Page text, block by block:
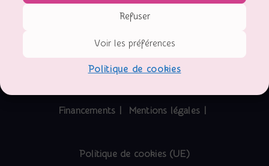
Refuser
Voir les préférences
Politique de cookies
contact@activ18.fr
Financements Mentions légales
Politique de cookies (UE)